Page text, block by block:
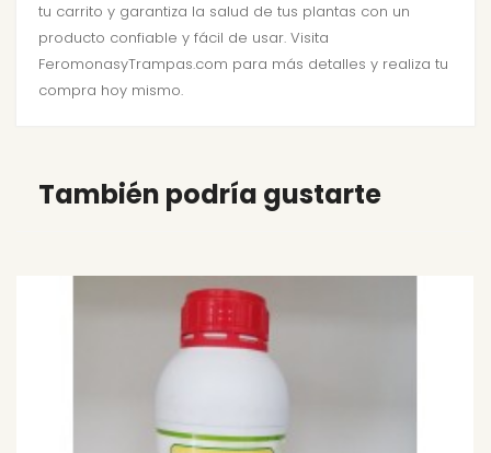
tu carrito y garantiza la salud de tus plantas con un
producto confiable y fácil de usar. Visita
FeromonasyTrampas.com para más detalles y realiza tu
compra hoy mismo.
También podría gustarte